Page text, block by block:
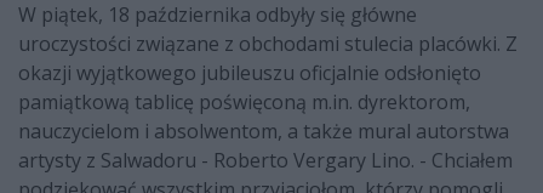
W piątek, 18 października odbyły się główne
uroczystości związane z obchodami stulecia placówki. Z
okazji wyjątkowego jubileuszu oficjalnie odsłonięto
pamiątkową tablicę poświęconą m.in. dyrektorom,
nauczycielom i absolwentom, a także mural autorstwa
artysty z Salwadoru - Roberto Vergary Lino. - Chciałem